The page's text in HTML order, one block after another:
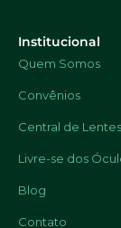
Institucional
Quem Somos
Convênios
Central de
Livre-se dos
Blog
Contato